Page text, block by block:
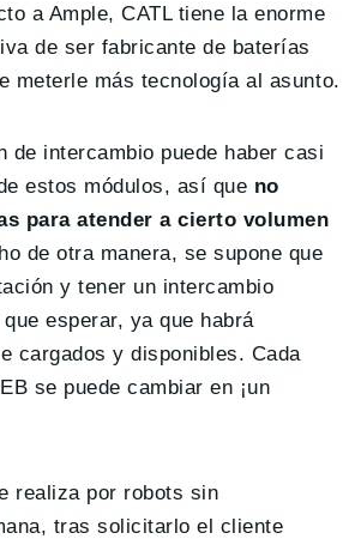
a Ample, CATL tiene la enorme
de ser fabricante de baterías
meterle más tecnología al asunto.
de intercambio puede haber casi
estos módulos, así que no
para atender a cierto volumen
de otra manera, se supone que
y tener un intercambio
esperar, ya que habrá
cargados y disponibles. Cada
se puede cambiar en ¡un
realiza por robots sin
tras solicitarlo el cliente